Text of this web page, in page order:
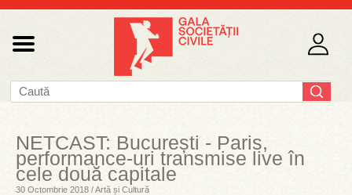
NETCAST: București - Paris,
performance-uri transmise live în
cele două capitale
30 Octombrie 2018 / Artă și Cultură